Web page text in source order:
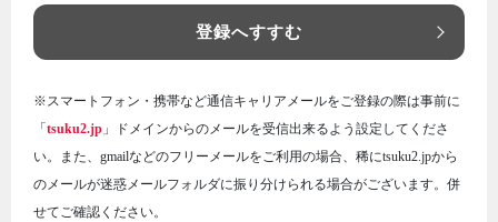
登録へすすむ
※スマートフォン・携帯など通信キャリアメールをご登録の際は事前に
「 tsuku2.jp 」ドメインからのメールを受信出来るよう設定してくださ
い。また、gmailなどのフリーメールをご利用の場合、稀にtsuku2.jpから
のメールが迷惑メールフォルダに振り分けられる場合がございます。併
せてご確認ください。